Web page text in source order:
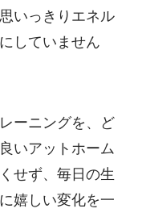
いっきりエネル
していません
ーニングを、ど
いアットホーム
せず、毎日の生
嬉しい変化を一